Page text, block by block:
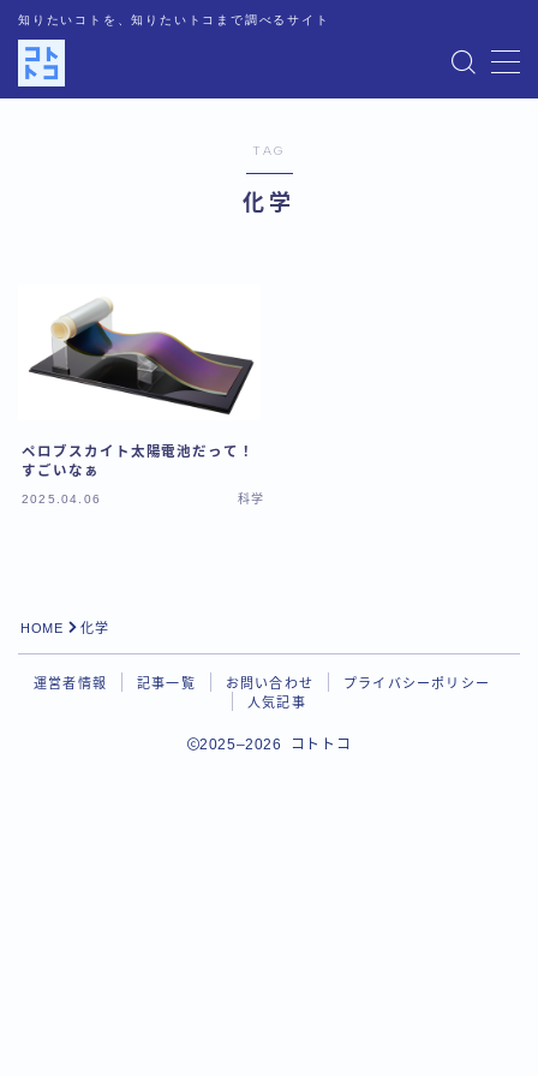
知りたいコトを、知りたいトコまで調べるサイト
MENU
お問い合わせ
プライバシーポリシー
TAG
化学
ペロブスカイト太陽電池だって！
すごいなぁ
2025.04.06 科学
HOME 化学
運営者情報 記事一覧 お問い合わせ
プライバシーポリシー
人気記事
2025–2026 コトトコ